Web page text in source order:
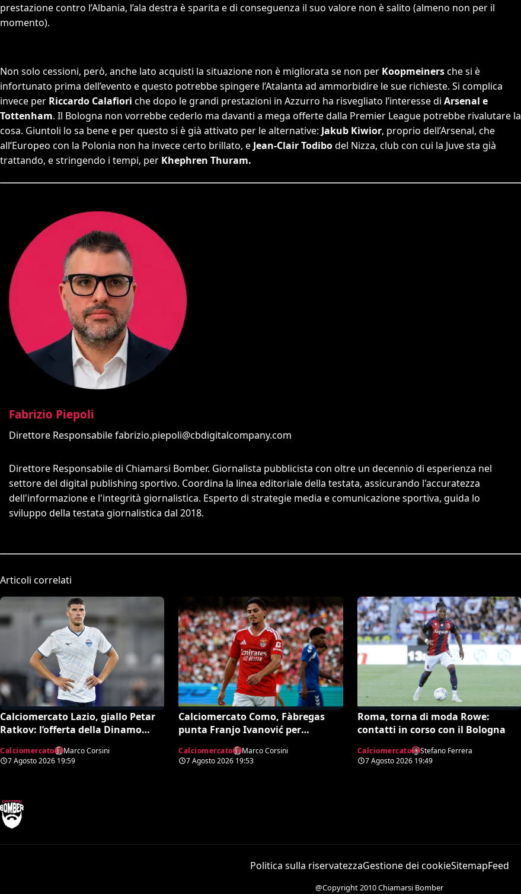
prestazione contro l’Albania, l’ala destra è sparita e di conseguenza il suo valore non è salito (almeno non per il
momento).
Non solo cessioni, però, anche lato acquisti la situazione non è migliorata se non per Koopmeinersche si è
infortunato prima dell’evento e questo potrebbe spingere l’Atalanta ad ammorbidire le sue richieste. Si complica
invece per Riccardo Calafiori che dopo le grandi prestazioni in Azzurro ha risvegliato l’interesse di Arsenal e
Tottenham. Il Bologna non vorrebbe cederlo ma davanti a mega offerte dalla Premier League potrebbe rivalutare la
cosa. Giuntoli lo sa bene e per questo si è già attivato per le alternative: Jakub Kiwior, proprio dell’Arsenal, che
all’Europeo con la Polonia non ha invece certo brillato, e Jean-Clair Todibodel Nizza, club con cui la Juve sta già
trattando, e stringendo i tempi, per Khephren Thuram.
Fabrizio Piepoli
Direttore Responsabilefabrizio.piepoli@cbdigitalcompany.com
Direttore Responsabile di Chiamarsi Bomber. Giornalista pubblicista con oltre un decennio di esperienza nel
settore del digital publishing sportivo. Coordina la linea editoriale della testata, assicurando l'accuratezza
dell'informazione e l'integrità giornalistica. Esperto di strategie media e comunicazione sportiva, guida lo
sviluppo della testata giornalistica dal 2018.
Articoli correlati
Calciomercato Lazio, giallo Petar
Ratkov: l’offerta della Dinamo
Calciomercato
Marco Corsini
7 Agosto 2026 19:59
Calciomercato Como, Fàbregas
punta Franjo Ivanović per
Calciomercato
Marco Corsini
7 Agosto 2026 19:53
Roma, torna di moda Rowe:
contatti in corso con il Bologna
Calciomercato
Stefano Ferrera
7 Agosto 2026 19:49
Politica sulla riservatezzaGestione dei cookieSitemapFeed
@Copyright 2010 Chiamarsi Bomber